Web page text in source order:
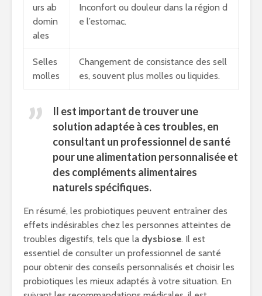
urs ab
domin
ales
Inconfort ou douleur dans la région d
e l’estomac.
Selles
molles
Changement de consistance des sell
es, souvent plus molles ou liquides.
Il est important de trouver une
solution adaptée à ces troubles, en
consultant un professionnel de santé
pour une alimentation personnalisée et
des compléments alimentaires
naturels spécifiques.
En résumé, les probiotiques peuvent entraîner des
effets indésirables chez les personnes atteintes de
troubles digestifs, tels que la dysbiose. Il est
essentiel de consulter un professionnel de santé
pour obtenir des conseils personnalisés et choisir les
probiotiques les mieux adaptés à votre situation. En